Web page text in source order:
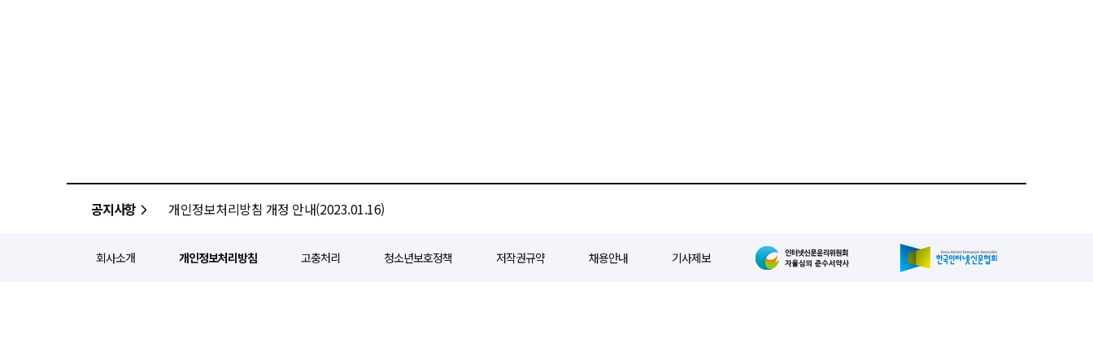
공지사항 개인정보처리방침 개정 안내(2023.01.16)
회사소개 개인정보처리방침 고충처리 청소년보호정책 저작권규약 채용안내 기사제보